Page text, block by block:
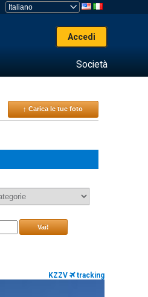
Accedi
Società
↑ Carica le tue foto
Vai!
KZZV tracking